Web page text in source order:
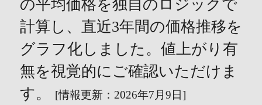
の平均価格を独自のロジックで
計算し、直近3年間の価格推移を
グラフ化しました。値上がり有
無を視覚的にご確認いただけま
す。
[情報更新：2026年7月9日]